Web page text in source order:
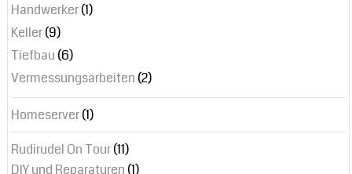
Handwerker(1)
Keller(9)
Tiefbau (6)
Vermessungsarbeiten (2)
Homeserver(1)
Rudirudel On Tour(11)
DIY und Reparaturen (1)